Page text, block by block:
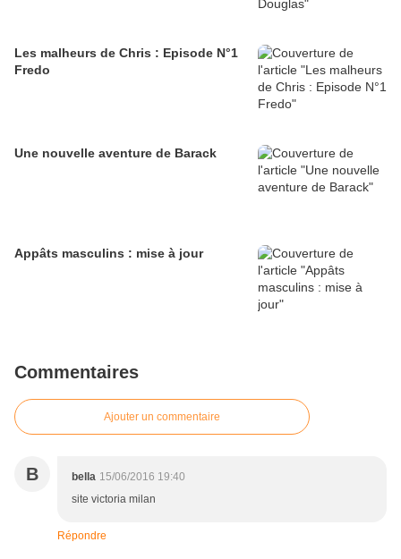
Les malheurs de Chris : Episode N°1
Fredo
Une nouvelle aventure de Barack
Appâts masculins : mise à jour
Commentaires
Ajouter un commentaire
B bella 15/06/2016 19:40
site victoria milan
Répondre